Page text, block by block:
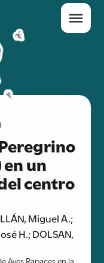
en un
centro
Miguel A.;
H.; DOLSAN,
Aves Rapaces en la